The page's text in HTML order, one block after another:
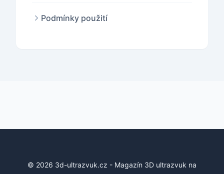
Podmínky použití
© 2026 3d-ultrazvuk.cz - Magazín 3D ultrazvuk na